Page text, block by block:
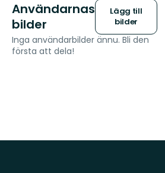
Användarnas
bilder
Lägg till
bilder
Inga användarbilder ännu. Bli den
första att dela!